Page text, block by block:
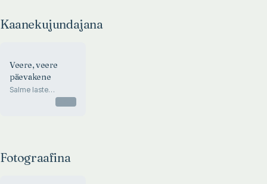
Kaanekujundajana
Veere, veere
päevakene
Salme laste
Fotograafina